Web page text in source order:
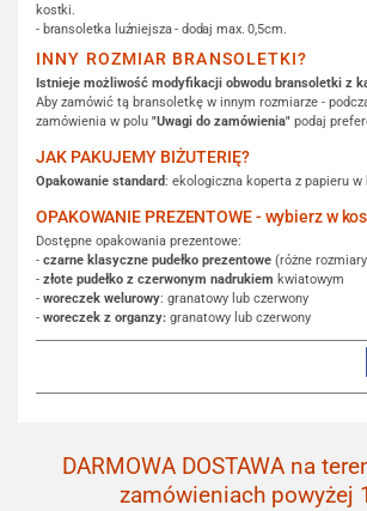
kostki.
- bransoletka luźniejsza - dodaj max. 0,5cm.
INNY ROZMIAR BRANSOLETKI?
Istnieje możliwość modyfikacji obwodu bransoletki z
Aby zamówić tą bransoletkę w innym rozmiarze -
zamówienia w polu "Uwagi do zamówienia" podaj
JAK PAKUJEMY BIŻUTERIĘ?
Opakowanie standard: ekologiczna koperta z papieru w
OPAKOWANIE PREZENTOWE - wybierz w
Dostępne opakowania prezentowe:
- czarne klasyczne pudełko prezentowe (różne
- złote pudełko z czerwonym nadrukiem kwiatowym
- woreczek welurowy: granatowy lub czerwony
- woreczek z organzy: granatowy lub czerwony
DARMOWA DOSTAWA na
zamówieniach powyżej